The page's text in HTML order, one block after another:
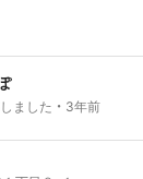
ました 3年前